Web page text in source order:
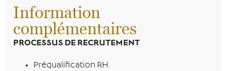
Information
complémentaires
PROCESSUS DE RECRUTEMENT
Préqualification RH.